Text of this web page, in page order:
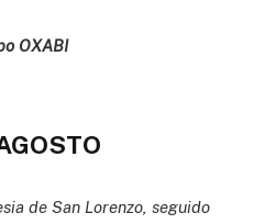
OXABI
de San Lorenzo, seguido